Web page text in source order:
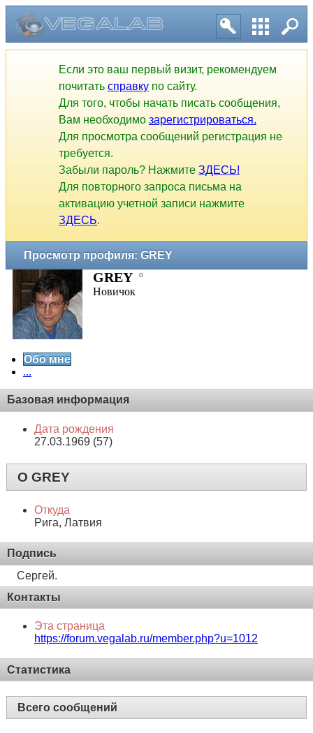
Если это ваш первый визит, рекомендуем
почитать справку по сайту.
Для того, чтобы начать писать сообщения,
Вам необходимо зарегистрироваться.
Для просмотра сообщений регистрация не
требуется.
Забыли пароль? Нажмите ЗДЕСЬ!
Для повторного запроса письма на
активацию учетной записи нажмите
ЗДЕСЬ.
Просмотр профиля: GREY
GREY
Новичок
Обо мне
...
Базовая информация
Дата рождения
27.03.1969 (57)
О GREY
Откуда
Рига, Латвия
Подпись
Сергей.
Контакты
Эта страница
https://forum.vegalab.ru/member.php?u=1012
Статистика
Всего сообщений